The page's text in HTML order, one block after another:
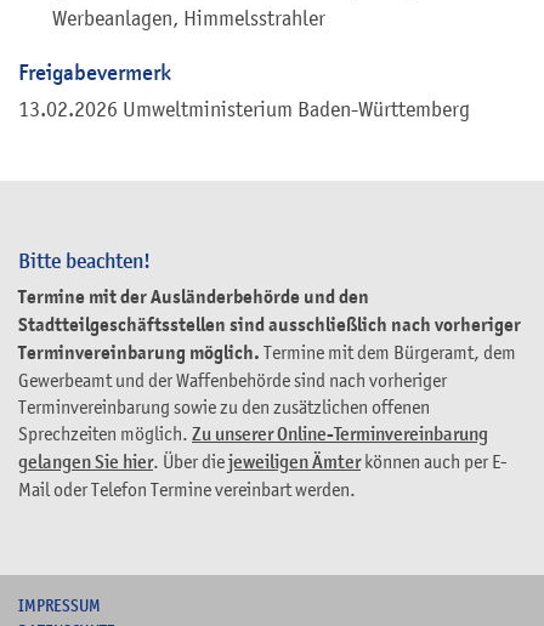
Bitte beachten!
Termine mit der Ausländerbehörde und den
Stadtteilgeschäftsstellen sind ausschließlich nach vorheriger
Terminvereinbarung möglich. Termine mit dem Bürgeramt, dem
Gewerbeamt und der Waffenbehörde sind nach vorheriger
Terminvereinbarung sowie zu den zusätzlichen offenen
Sprechzeiten möglich. Zu unserer Online-Terminvereinbarung
gelangen Sie hier. Über diejeweiligen Ämterkönnen auch per E-
Mail oder Telefon Termine vereinbart werden.
Werbeanlagen, Himmelsstrahler
Freigabevermerk
13.02.2026 Umweltministerium Baden-Württemberg
IMPRESSUM